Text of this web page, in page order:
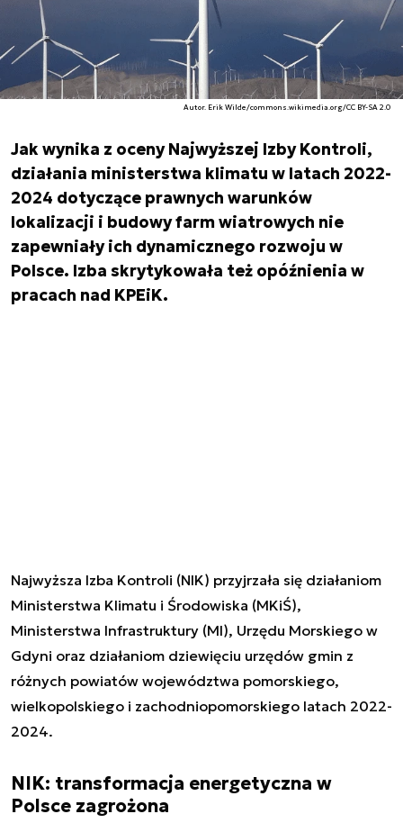
Autor. Erik Wilde/commons.wikimedia.org/CC BY-SA 2.0
Jak wynika z oceny Najwyższej Izby Kontroli,
działania ministerstwa klimatu w latach 2022-
2024 dotyczące prawnych warunków
lokalizacji i budowy farm wiatrowych nie
zapewniały ich dynamicznego rozwoju w
Polsce. Izba skrytykowała też opóźnienia w
pracach nad KPEiK.
Najwyższa Izba Kontroli (NIK) przyjrzała się działaniom
Ministerstwa Klimatu i Środowiska (MKiŚ),
Ministerstwa Infrastruktury (MI), Urzędu Morskiego w
Gdyni oraz działaniom dziewięciu urzędów gmin z
różnych powiatów województwa pomorskiego,
wielkopolskiego i zachodniopomorskiego latach 2022-
2024.
NIK: transformacja energetyczna w
Polsce zagrożona